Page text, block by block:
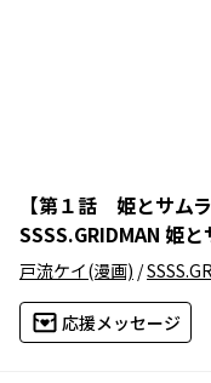
【第１話 姫とサム
SSSS.GRIDMAN 姫と
戸流ケイ(漫画) /
応援メッセージ